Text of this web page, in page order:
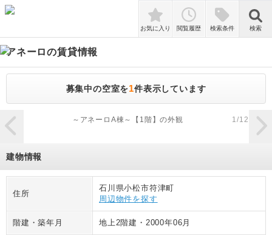
検索
お気に入り 閲覧履歴 検索条件 検索
アネーロの賃貸情報
募集中の空室を1件表示しています
zoom_in
～アネーロA棟～【1階】の外観 1/12
建物情報
住所
石川県小松市符津町
周辺物件を探す
階建・築年月 地上2階建 ・ 2000年06月